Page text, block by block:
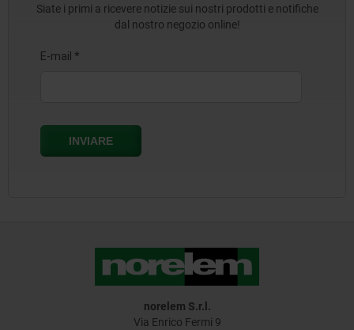
Siate i primi a ricevere notizie sui nostri prodotti e notifiche
dal nostro negozio online!
norelem S.r.l.
Via Enrico Fermi 9